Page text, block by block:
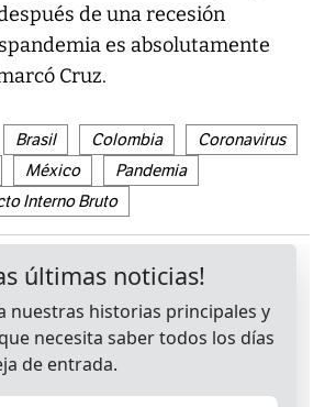
de una recesión
es absolutamente
Cruz.
Brasil Colombia
Coronavirus
México
Pandemia
Interno Bruto